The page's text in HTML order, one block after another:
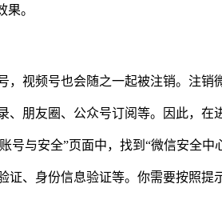
。
视频号也会随之一起被注销。注销
朋友圈、公众号订阅等。因此，在
与安全”页面中，找到“微信安全中
、身份信息验证等。你需要按照